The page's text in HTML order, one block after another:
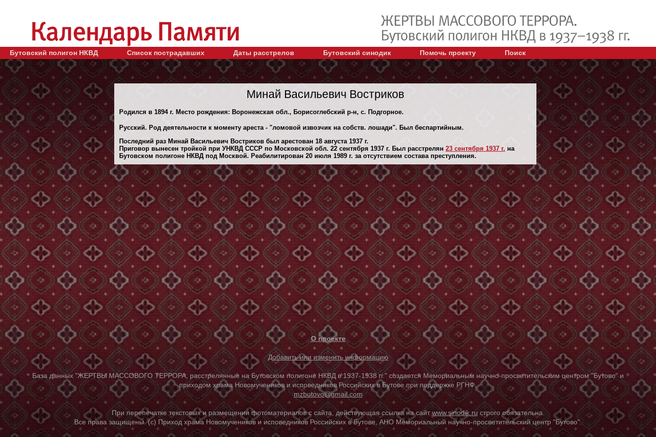
Бутовский полигон НКВД Список пострадавших Даты расстрелов Бутовский синодик Помочь проекту Поиск
Минай Васильевич Востриков
Родился в 1894 г. Место рождения: Воронежская обл., Борисоглебский р-н, с. Подгорное.
Русский. Род деятельности к моменту ареста - "ломовой извозчик на собств. лошади". Был беспартийным.
Последний раз Минай Васильевич Востриков был арестован 18 августа 1937 г.
Приговор вынесен тройкой при УНКВД СССР по Московской обл. 22 сентября 1937 г. Был расстрелян 23 сентября 1937 г. на
Бутовском полигоне НКВД под Москвой. Реабилитирован 20 июля 1989 г. за отсутствием состава преступления.
О проекте
Добавить или изменить информацию
База данных "ЖЕРТВЫ МАССОВОГО ТЕРРОРА, расстрелянные на Бутовском полигоне НКВД в 1937-1938 гг." создается Мемориальным научно-просветительским центром "Бутово" и
приходом храма Новомучеников и исповедников Российских в Бутове при поддержке РГНФ.
mzbutovo@gmail.com
При перепечатке текстовых и размещении фотоматериалов с сайта, действующая ссылка на сайтwww.sinodik.ru строго обязательна.
Все права защищены. (с) Приход храма Новомучеников и исповедников Российских в Бутове, АНО Мемориальный научно-просветительский центр "Бутово".